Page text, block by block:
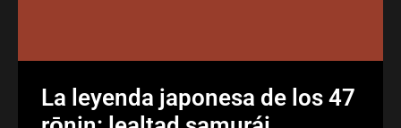
La leyenda japonesa de los 47